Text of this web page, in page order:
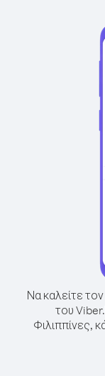
Να καλείτε
του Viber.
Φιλιππίνες,